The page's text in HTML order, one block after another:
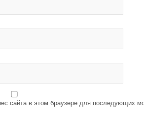
сайта в этом браузере для последующих